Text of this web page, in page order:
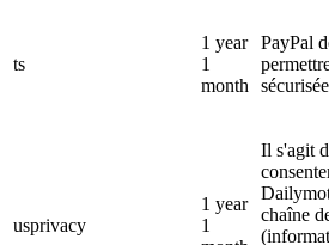
ts
1 year
1
month
PayPal
usprivacy
1 year
1
Il s'agit
chaîne